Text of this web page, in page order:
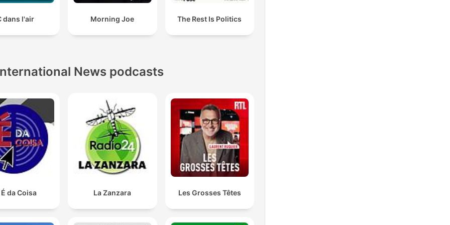
dans l'air Morning Joe The Rest Is Politics
News podcasts
É da Coisa La Zanzara Les Grosses Têtes